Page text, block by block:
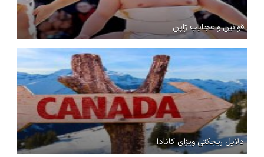
قوانین و عجایب ژاپن
دلایل ریجکتی ویزای کانادا